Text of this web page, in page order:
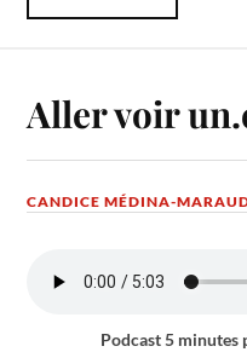
Aller voir
CANDICE MÉDINA-
Podcast 5 minutes